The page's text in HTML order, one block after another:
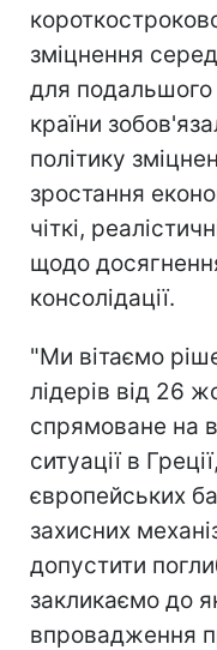
зміцнення
для подальшого
країни
політику
зростання
чіткі,
щодо
консолідації.
"Ми вітаємо
лідерів від 26
спрямоване на
ситуації в
європейських
захисних
допустити
закликаємо до
впровадження